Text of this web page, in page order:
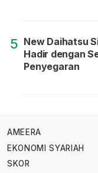
5 New Daihatsu
Hadir dengan
Penyegaran
AMEERA
EKONOMI SYARIAH
SKOR